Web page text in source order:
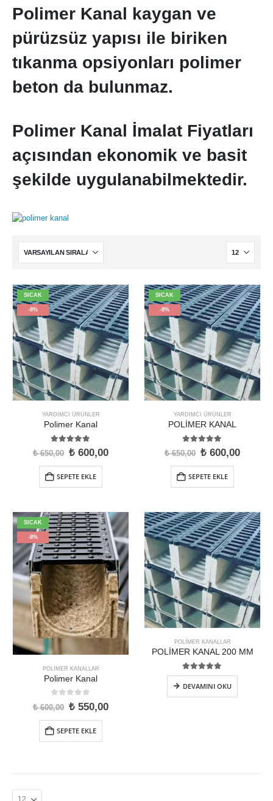
Polimer Kanal kaygan ve
pürüzsüz yapısı ile biriken
tıkanma opsiyonları polimer
beton da bulunmaz.
Polimer Kanal İmalat Fiyatları
açısından ekonomik ve basit
şekilde uygulanabilmektedir.
SICAK
-8%
YARDIMCI ÜRÜNLER
Polimer Kanal
5.00 5 üzerinden
₺650,00 ₺600,00
SEPETE EKLE
SICAK
-8%
YARDIMCI ÜRÜNLER
POLİMER KANAL
5.00 5 üzerinden
₺650,00 ₺600,00
SEPETE EKLE
SICAK
-8%
POLİMER KANALLAR
Polimer Kanal
5 üzerinden
₺600,00 ₺550,00
SEPETE EKLE
POLİMER KANALLAR
POLİMER KANAL 200 MM
5.005 üzerinden
DEVAMINI OKU